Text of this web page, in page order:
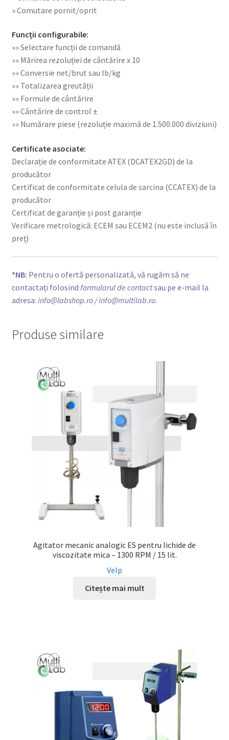
» Comutare pornit/oprit
Funcții configurabile:
»» Selectare funcții de comandă
»» Mărirea rezoluției de cântărire x 10
»» Conversie net/brut sau lb/kg
»» Totalizarea greutății
»» Formule de cântărire
»» Cântărire de control ±
»» Numărare piese (rezoluție maximă de 1.500.000 diviziuni)
Certificate asociate:
Declarație de conformitate ATEX (DCATEX2GD) de la
producător
Certificat de conformitate celula de sarcina (CCATEX) de la
producător
Certificat de garanție și post garanție
Verificare metrologică: ECEM sau ECEM2 (nu este inclusă în
preț)
*NB: Pentru o ofertă personalizată, vă rugăm să ne
contactați folosind formularul de contactsau pe e-mail la
adresa: info@labshop.ro/ info@multilab.ro.
Produse similare
Agitator mecanic analogic ES pentru lichide de
viscozitate mica – 1300 RPM / 15 lit.
Velp
Citește mai mult